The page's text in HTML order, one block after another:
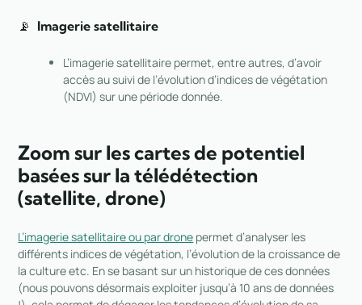
📡 Imagerie satellitaire
L’imagerie satellitaire permet, entre autres, d’avoir
accès au suivi de l’évolution d’indices de végétation
(NDVI) sur une période donnée.
Zoom sur les cartes de potentiel
basées sur la télédétection
(satellite, drone)
L’imagerie satellitaire ou par drone permet d’analyser les
différents indices de végétation, l’évolution de la croissance de
la culture etc. En se basant sur un historique de ces données
(nous pouvons désormais exploiter jusqu’à 10 ans de données